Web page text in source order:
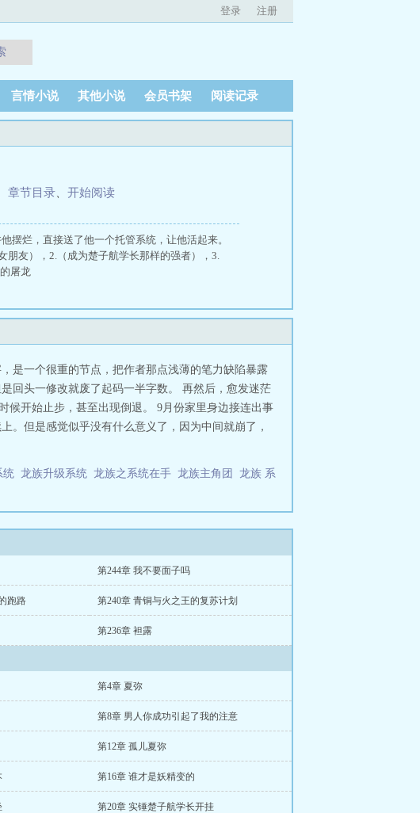
登录 注册
言情小说 其他小说 会员书架 阅读记录
章节目录
开始阅读
摆烂，直接送了他一个托管系统，让他活起来。
朋友），2.（成为楚子航学长那样的强者），3.
屠龙
是一个很重的节点，把作者那点浅薄的笔力缺陷暴露
回头一修改就废了起码一半字数。 再然后，愈发迷茫
开始止步，甚至出现倒退。 9月份家里身边接连出事
。但是感觉似乎没有什么意义了，因为中间就崩了，
统 龙族升级系统 龙族之系统在手 龙族主角团 龙族 系
第244章 我不要面子吗
跑路 第240章 青铜与火之王的复苏计划
第236章 袒露
第4章 夏弥
第8章 男人你成功引起了我的注意
第12章 孤儿夏弥
第16章 谁才是妖精变的
第20章 实锤楚子航学长开挂